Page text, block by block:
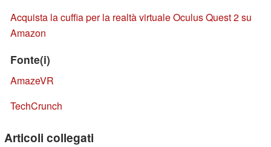
Acquista la cuffia per la realtà virtuale Oculus Quest 2 su
Amazon
Fonte(i)
AmazeVR
TechCrunch
Articoli collegati